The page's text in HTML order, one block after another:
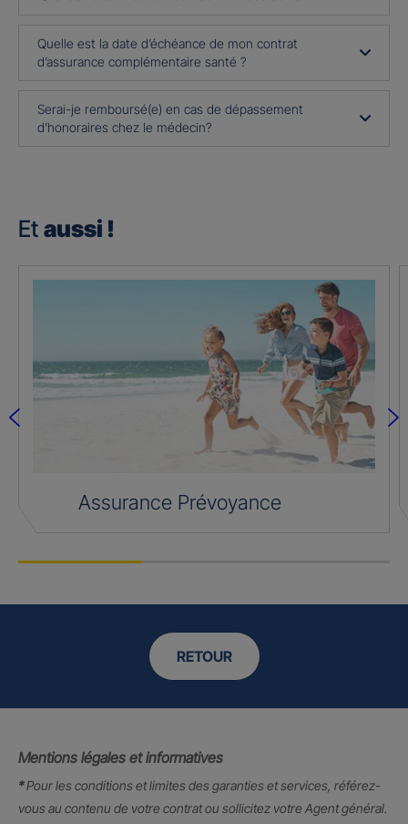
Quelle est la date d’échéance de mon contrat
d’assurance complémentaire santé ?
Serai-je remboursé(e) en cas de dépassement
d’honoraires chez le médecin?
Et aussi !
Assurance Prévoyance
RETOUR
Mentions légales et informatives
*Pour les conditions et limites des garanties et services, référez-
vous au contenu de votre contrat ou sollicitez votre Agent général.